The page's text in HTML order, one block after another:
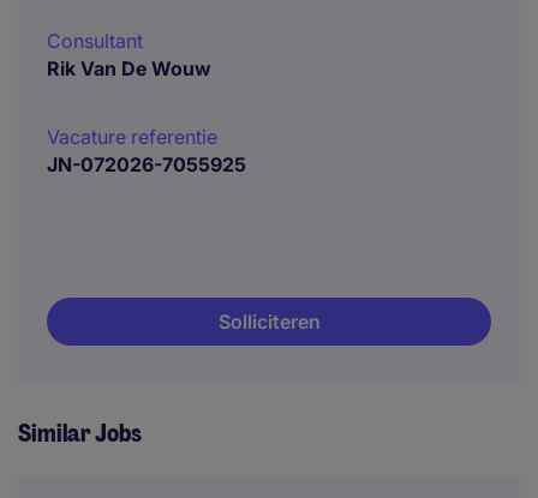
Consultant
Rik Van De Wouw
Vacature referentie
JN-072026-7055925
Solliciteren
Similar Jobs